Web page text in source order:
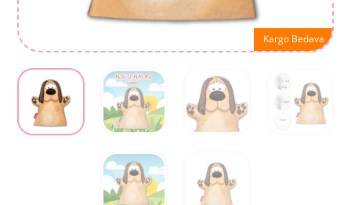
Kargo Bedava